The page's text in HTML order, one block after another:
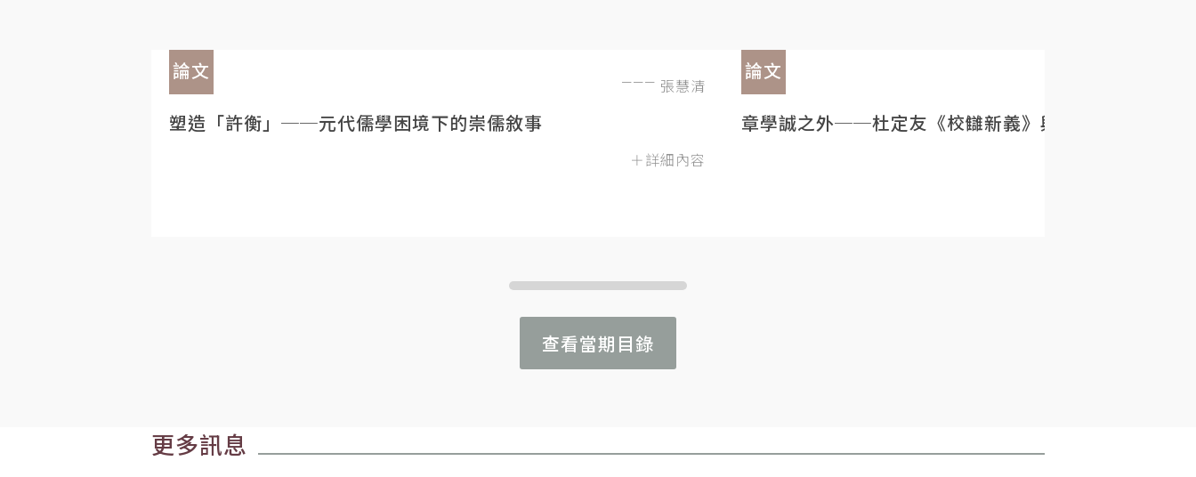
論文
張慧清
塑造「許衡」──元代儒學困境下的崇儒敘事
＋詳細內容
論文
章學誠之外──杜定友《校讎新義》與民初目錄學的重
查看當期目錄
更多訊息